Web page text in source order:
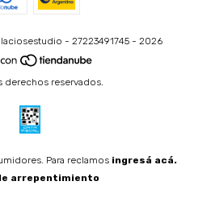
- 27223491745 - 2026
derechos reservados.
Para reclamos ingresá acá.
arrepentimiento